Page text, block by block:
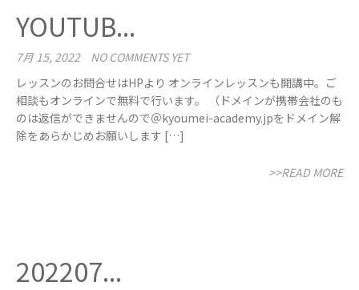
YOUTUB...
7月 15, 2022
NO COMMENTS YET
レッスンのお問合せはHPより オンラインレッスンも開講中。ご
相談もオンラインで無料で行います。 （ドメインが携帯会社のも
のは返信ができませんので＠kyoumei-academy.jpをドメイン解
除をあらかじめお願いします […]
>>READ MORE
202207...